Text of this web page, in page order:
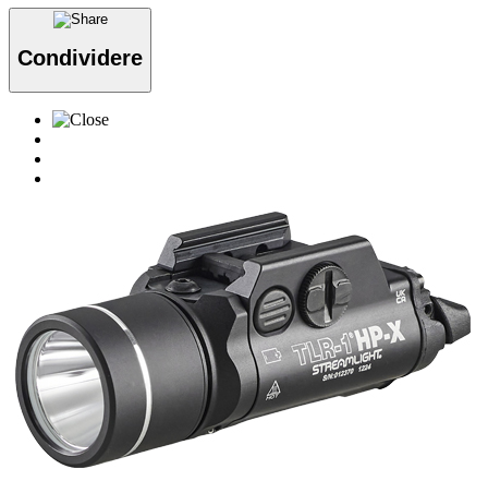
Condividere